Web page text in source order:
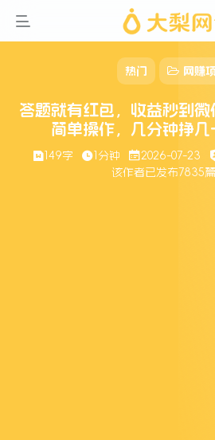
热门 网赚
答题就有红包，收益秒到微
简单操作，几分钟挣几
149字 1分钟 2026-07-23
该作者已发布7835